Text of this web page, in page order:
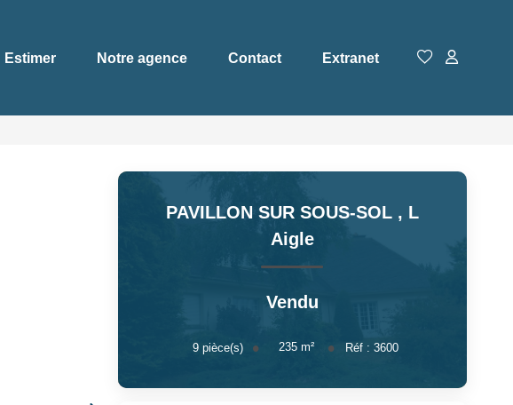
Estimer Notre agence Contact Extranet
PAVILLON SUR SOUS-SOL , L
Aigle
Vendu
9pièce(s) 235m² Réf :3600